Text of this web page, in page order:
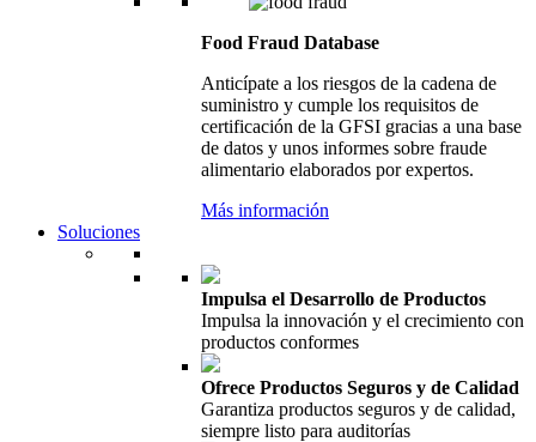
Food Fraud Database
Anticípate a los riesgos de la cadena de
suministro y cumple los requisitos de
certificación de la GFSI gracias a una base
de datos y unos informes sobre fraude
alimentario elaborados por expertos.
Más información
Soluciones
Impulsa el Desarrollo de Productos
Impulsa la innovación y el crecimiento con
productos conformes
Ofrece Productos Seguros y de Calidad
Garantiza productos seguros y de calidad,
siempre listo para auditorías